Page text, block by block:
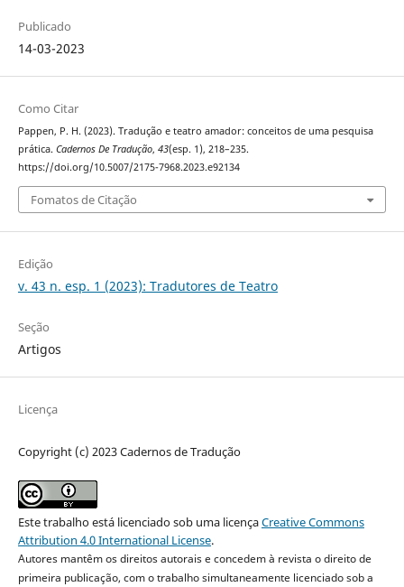
Publicado
14-03-2023
Como Citar
Pappen, P. H. (2023). Tradução e teatro amador: conceitos de uma pesquisa
prática. Cadernos De Tradução, 43(esp. 1), 218–235.
https://doi.org/10.5007/2175-7968.2023.e92134
Fomatos de Citação
Edição
v. 43 n. esp. 1 (2023): Tradutores de Teatro
Seção
Artigos
Licença
Copyright (c) 2023 Cadernos de Tradução
Este trabalho está licenciado sob uma licençaCreative Commons
Attribution 4.0 International License.
Autores mantêm os direitos autorais e concedem à revista o direito de
primeira publicação, com o trabalho simultaneamente licenciado sob a